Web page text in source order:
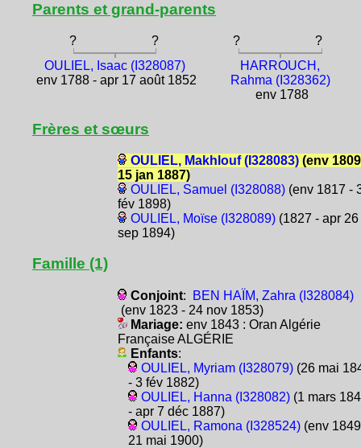
Parents et grand-parents
? ? ?
?
OULIEL, Isaac (I328087)
env 1788 - apr 17 août 1852
HARROUCH,
Rahma (I328362)
env 1788
Frères et sœurs
OULIEL, Makhlouf (I328083)(env
15 jan 1887)
OULIEL, Samuel (I328088)(env 1817 -
fév 1898)
OULIEL, Moïse (I328089)(1827 - apr 26
sep 1894)
Famille (1)
Conjoint:
BEN HAÏM, Zahra (I328084)
(env 1823 - 24 nov 1853)
Mariage: env 1843 : Oran Algérie
Française ALGÉRIE
Enfants:
OULIEL, Myriam (I328079)(26 mai
- 3 fév 1882)
OULIEL, Hanna (I328082)(1 mars
- apr 7 déc 1887)
OULIEL, Ramona (I328524)(env
21 mai 1900)